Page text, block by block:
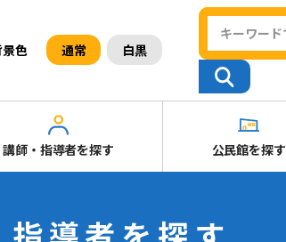
色 通常 白黒
講師・指導者を探す 公民館を探す